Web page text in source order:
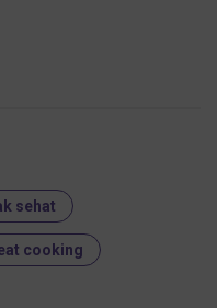
sehat
cooking